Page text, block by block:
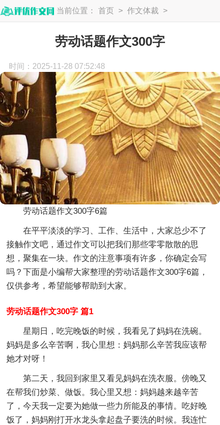
当前位置： 首页 > 作文体裁 >
劳动话题作文300字
时间：2025-11-28 07:52:48
劳动话题作文300字6篇
在平平淡淡的学习、工作、生活中，大家总少不了
接触作文吧，通过作文可以把我们那些零零散散的思
想，聚集在一块。作文的注意事项有许多，你确定会写
吗？下面是小编帮大家整理的劳动话题作文300字6篇，
仅供参考，希望能够帮助到大家。
劳动话题作文300字 篇1
星期日，吃完晚饭的时候，我看见了妈妈在洗碗。
妈妈是多么辛苦啊，我心里想：妈妈那么辛苦我应该帮
她才对呀！
第二天，我回到家里又看见妈妈在洗衣服。傍晚又
在帮我们炒菜、做饭。我心里又想：妈妈越来越辛苦
了，今天我一定要为她做一些力所能及的事情。吃好晚
饭了，妈妈刚打开水龙头拿起盘子要洗的时候。我连忙